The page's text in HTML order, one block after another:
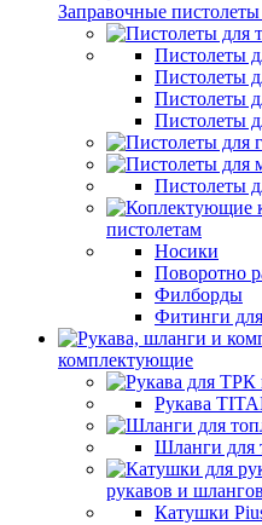
Заправочные
Пистолеты
Пистолеты
Пистолеты
Пистолеты
Пистолеты
пистолетам
Носики
Поворотно
Филборды
Фитинги
комплектующие
Рукава
Шланги для
рукавов и шлангов
Катушки